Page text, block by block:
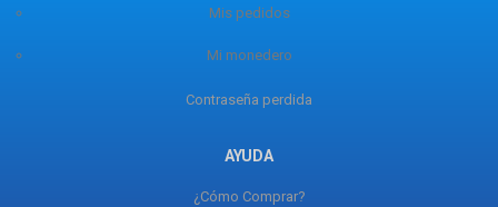
Mis pedidos
Mi monedero
Contraseña perdida
AYUDA
¿Cómo Comprar?